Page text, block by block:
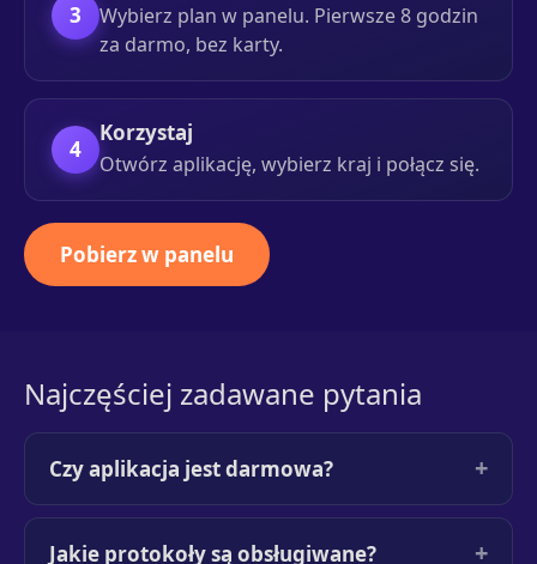
3
Wybierz plan w panelu. Pierwsze 8 godzin
za darmo, bez karty.
4
Korzystaj
Otwórz aplikację, wybierz kraj i połącz się.
Pobierz w panelu
Najczęściej zadawane pytania
Czy aplikacja jest darmowa? +
Jakie protokoły są obsługiwane? +